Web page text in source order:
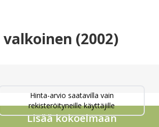
(2002)
Hinta-arvio saatavilla vain
rekisteröityneille käyttäjille
Lisää kokoelmaan